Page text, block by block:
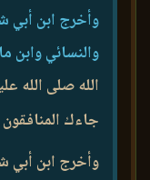
وأخرج ابن أبي
والنسائي وابن
الله صلى الله
جاءك
وأخرج ابن أبي